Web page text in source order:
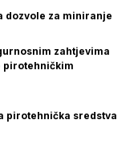
dozvole za miniranje
zahtjevima
pirotehničkim
pirotehnička sredstva